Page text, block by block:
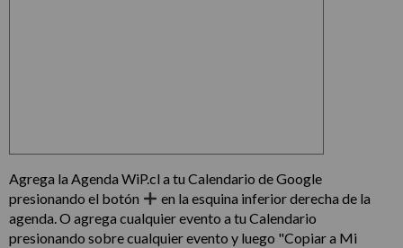
Agrega la Agenda WiP.cl a tu Calendario de Google
presionando el botón
en la esquina inferior derecha de la
agenda. O agrega cualquier evento a tu Calendario
presionando sobre cualquier evento y luego "Copiar a Mi